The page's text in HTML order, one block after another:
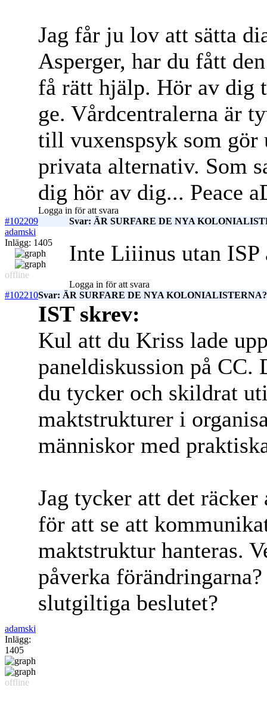
Jag får ju lov att sätta
Asperger, har du fått
få rätt hjälp. Hör av dig
ge. Vårdcentralerna är
till vuxenspsyk som gör
privata alternativ. Som
dig hör av dig... Peace
Logga in för att svara
#102209
Svar: ÄR SURFARE DE NYA
adamski
Inlägg: 1405
offline
Inte Liiinus utan ISP
Logga in för att svara
#102210Svar: ÄR SURFARE DE NYA KOLONIALISTERNA?
adamski
Inlägg:
1405
offline
IST skrev:
Kul att du Kriss lade
paneldiskussion på
du tycker och skildrat
maktstrukturer i
människor med
Jag tycker att det
för att se att
maktstruktur hanteras.
påverka
slutgiltiga beslutet?